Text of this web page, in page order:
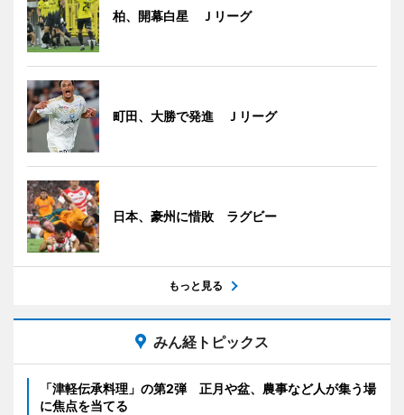
柏、開幕白星 Ｊリーグ
町田、大勝で発進 Ｊリーグ
日本、豪州に惜敗 ラグビー
もっと見る
みん経トピックス
「津軽伝承料理」の第2弾 正月や盆、農事など人が集う場
に焦点を当てる